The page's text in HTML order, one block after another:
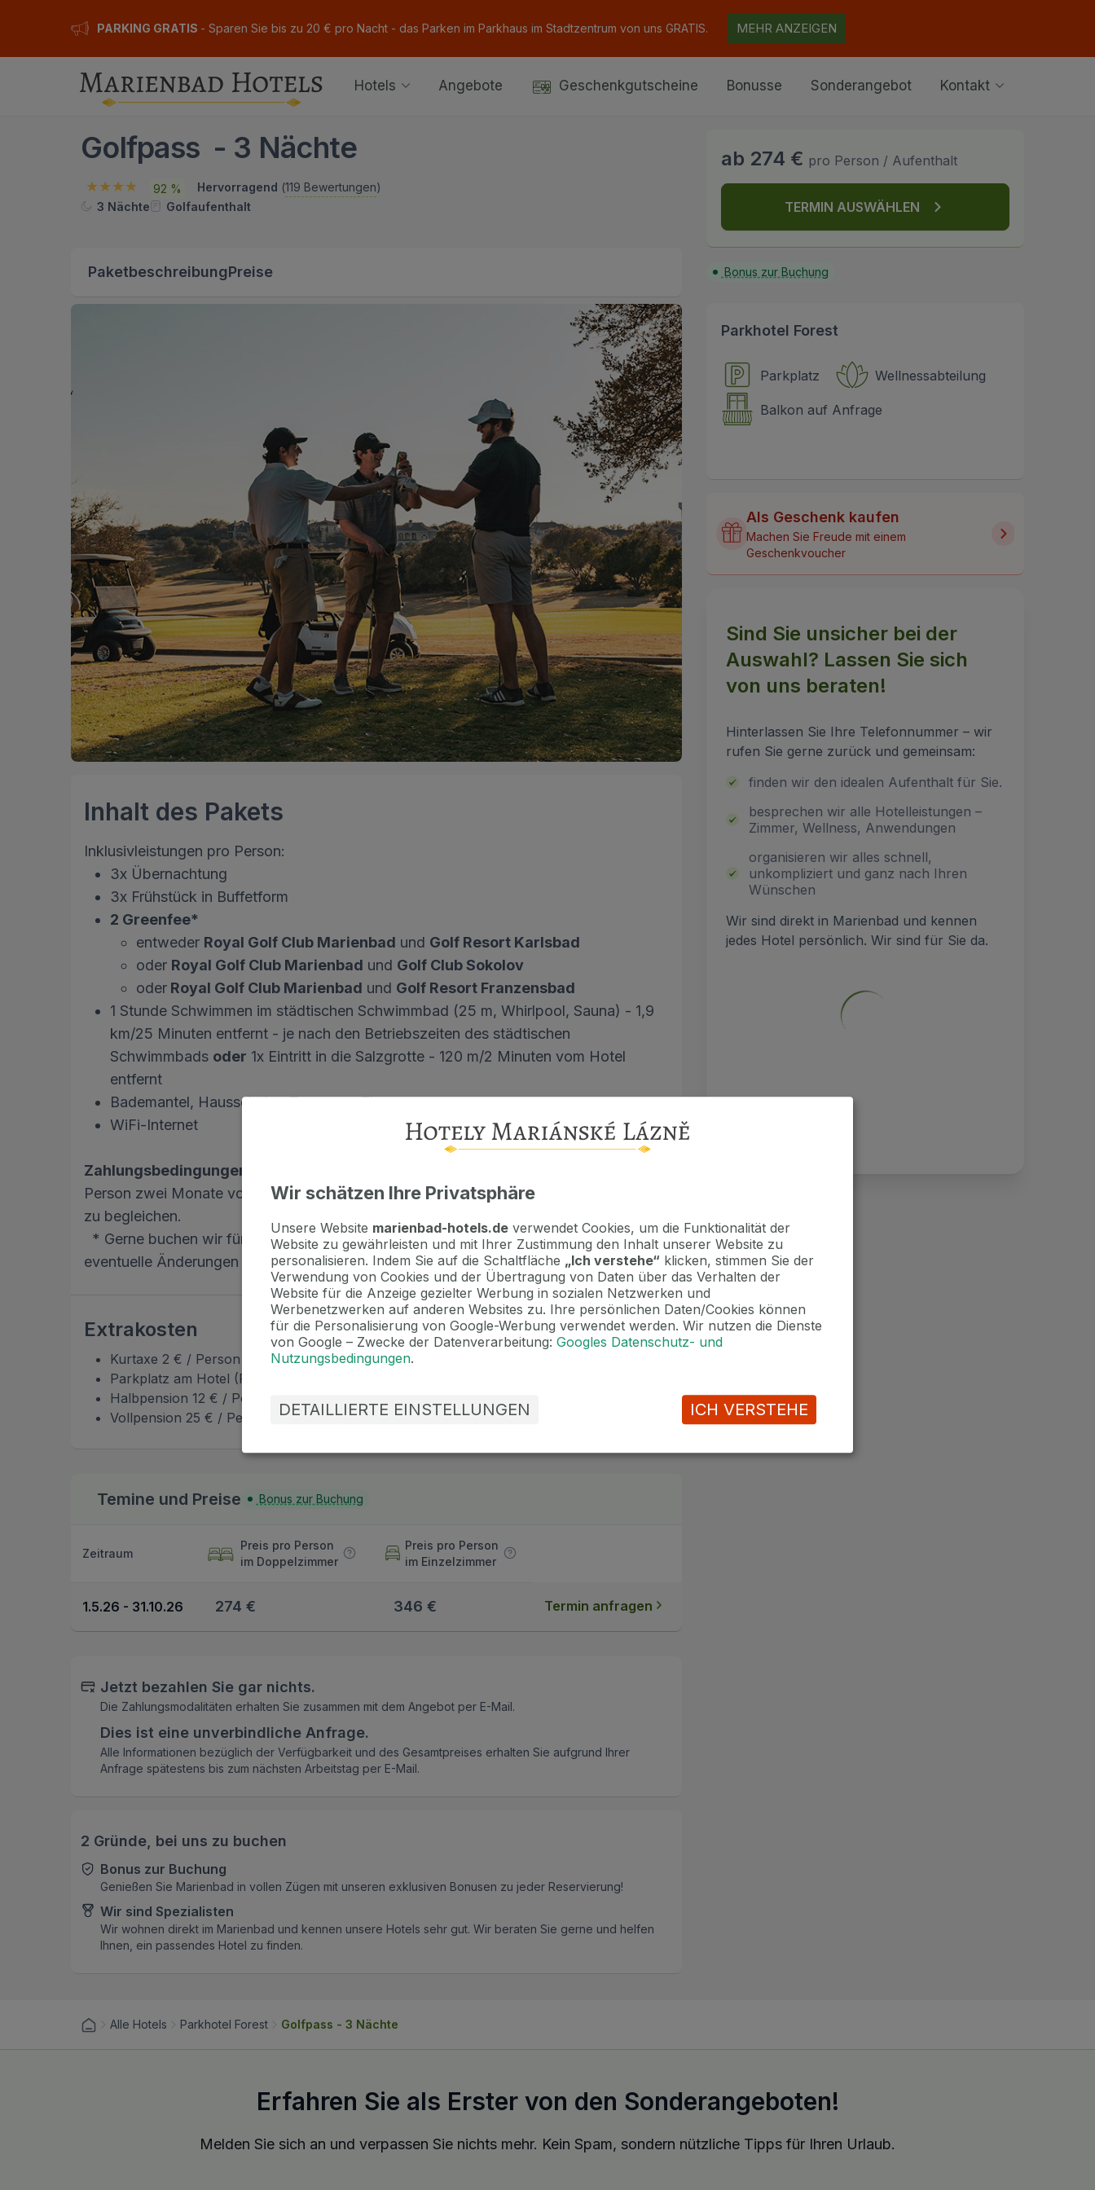
PARKING GRATIS - Sparen Sie bis zu 20 € pro Nacht - das Parken im Parkhaus im Stadtzentrum von uns GRATIS. MEHR ANZEIGEN
Hotels Angebote Geschenkgutscheine Bonusse Sonderangebot Kontakt
Golfpass - 3 Nächte
92 % Hervorragend (119 Bewertungen)
3 Nächte
Golfaufenthalt
ab 274 € pro Person / Aufenthalt
TERMIN AUSWÄHLEN
PaketbeschreibungPreise
Inhalt des Pakets
Inklusivleistungen pro Person:
3x Übernachtung
3x Frühstück in Buffetform
2 Greenfee*
entweder Royal Golf Club Marienbad und Golf Resort Karlsbad
oder Royal Golf Club Marienbad und Golf Club Sokolov
oder Royal Golf Club Marienbad und Golf Resort Franzensbad
1 Stunde Schwimmen im städtischen Schwimmbad (25 m, Whirlpool, Sauna) - 1,9
km/25 Minuten entfernt - je nach den Betriebszeiten des städtischen
Schwimmbads oder 1x Eintritt in die Salzgrotte - 120 m/2 Minuten vom Hotel
entfernt
Bademantel, Hausschuhe, Tresor am Zimmer
WiFi-Internet
Zahlungsbedingungen
Person zwei Monate vor Anreise. Der Restbetrag ist vor Ort in bar oder mit Kreditkarte
zu begleichen.
* Gerne buchen wir für Sie einmalige Startzeiten nach Absprache. Bitte nehmen Sie
eventuelle Änderungen selbst vor und teilen Sie uns die Anpassung mit.
Extrakosten
Kurtaxe 2 € / Person / Nacht
Parkplatz am Hotel (Reservierung erforderlich) 4 € / Nacht
Halbpension 12 € / Person
Vollpension 25 € / Person
Temine und Preise Bonus zur Buchung
Zeitraum
Preis pro Person
im Doppelzimmer
Preis pro Person
im Einzelzimmer
1.5.26 - 31.10.26 274 € 346 € Termin anfragen
Bonus zur Buchung
Parkhotel Forest
Parkplatz Wellnessabteilung
Balkon auf Anfrage
Als Geschenk kaufen
Machen Sie Freude mit einem
Geschenkvoucher
Sind Sie unsicher bei der
Auswahl? Lassen Sie sich
von uns beraten!
Hinterlassen Sie Ihre Telefonnummer – wir
rufen Sie gerne zurück und gemeinsam:
finden wir den idealen Aufenthalt für Sie.
besprechen wir alle Hotelleistungen –
Zimmer, Wellness, Anwendungen
organisieren wir alles schnell,
unkompliziert und ganz nach Ihren
Wünschen
Wir sind direkt in Marienbad und kennen
jedes Hotel persönlich. Wir sind für Sie da.
Jetzt bezahlen Sie gar nichts.
Die Zahlungsmodalitäten erhalten Sie zusammen mit dem Angebot per E-Mail.
Dies ist eine unverbindliche Anfrage.
Alle Informationen bezüglich der Verfügbarkeit und des Gesamtpreises erhalten Sie aufgrund Ihrer
Anfrage spätestens bis zum nächsten Arbeitstag per E-Mail.
2 Gründe, bei uns zu buchen
Bonus zur Buchung
Genießen Sie Marienbad in vollen Zügen mit unseren exklusiven Bonusen zu jeder Reservierung!
Wir sind Spezialisten
Wir wohnen direkt im Marienbad und kennen unsere Hotels sehr gut. Wir beraten Sie gerne und helfen
Ihnen, ein passendes Hotel zu finden.
Alle Hotels Parkhotel Forest Golfpass - 3 Nächte
Erfahren Sie als Erster von den Sonderangeboten!
Melden Sie sich an und verpassen Sie nichts mehr. Kein Spam, sondern nützliche Tipps für Ihren Urlaub.
Wir schätzen Ihre Privatsphäre
Unsere Website marienbad-hotels.de verwendet Cookies, um die Funktionalität der
Website zu gewährleisten und mit Ihrer Zustimmung den Inhalt unserer Website zu
personalisieren. Indem Sie auf die Schaltfläche „Ich verstehe“ klicken, stimmen Sie der
Verwendung von Cookies und der Übertragung von Daten über das Verhalten der
Website für die Anzeige gezielter Werbung in sozialen Netzwerken und
Werbenetzwerken auf anderen Websites zu. Ihre persönlichen Daten/Cookies können
für die Personalisierung von Google-Werbung verwendet werden. Wir nutzen die Dienste
von Google – Zwecke der Datenverarbeitung: Googles Datenschutz- und
Nutzungsbedingungen.
DETAILLIERTE EINSTELLUNGEN ICH VERSTEHE